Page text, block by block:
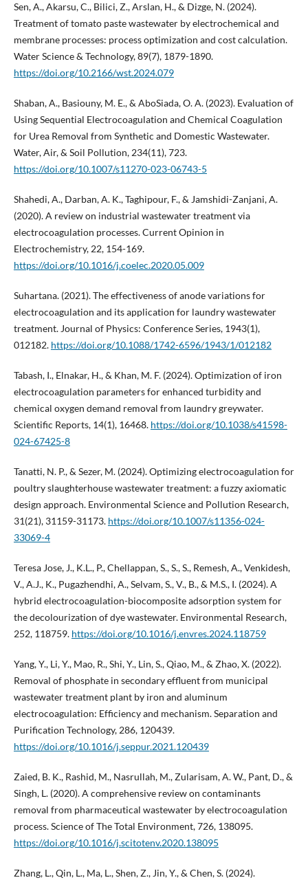
Sen, A., Akarsu, C., Bilici, Z., Arslan, H., & Dizge, N. (2024).
Treatment of tomato paste wastewater by electrochemical and
membrane processes: process optimization and cost calculation.
Water Science & Technology, 89(7), 1879-1890.
https://doi.org/10.2166/wst.2024.079
Shaban, A., Basiouny, M. E., & AboSiada, O. A. (2023). Evaluation of
Using Sequential Electrocoagulation and Chemical Coagulation
for Urea Removal from Synthetic and Domestic Wastewater.
Water, Air, & Soil Pollution, 234(11), 723.
https://doi.org/10.1007/s11270-023-06743-5
Shahedi, A., Darban, A. K., Taghipour, F., & Jamshidi-Zanjani, A.
(2020). A review on industrial wastewater treatment via
electrocoagulation processes. Current Opinion in
Electrochemistry, 22, 154-169.
https://doi.org/10.1016/j.coelec.2020.05.009
Suhartana. (2021). The effectiveness of anode variations for
electrocoagulation and its application for laundry wastewater
treatment. Journal of Physics: Conference Series, 1943(1),
012182. https://doi.org/10.1088/1742-6596/1943/1/012182
Tabash, I., Elnakar, H., & Khan, M. F. (2024). Optimization of iron
electrocoagulation parameters for enhanced turbidity and
chemical oxygen demand removal from laundry greywater.
Scientific Reports, 14(1), 16468. https://doi.org/10.1038/s41598-
024-67425-8
Tanatti, N. P., & Sezer, M. (2024). Optimizing electrocoagulation for
poultry slaughterhouse wastewater treatment: a fuzzy axiomatic
design approach. Environmental Science and Pollution Research,
31(21), 31159-31173. https://doi.org/10.1007/s11356-024-
33069-4
Teresa Jose, J., K.L., P., Chellappan, S., S., S., Remesh, A., Venkidesh,
V., A.J., K., Pugazhendhi, A., Selvam, S., V., B., & M.S., I. (2024). A
hybrid electrocoagulation-biocomposite adsorption system for
the decolourization of dye wastewater. Environmental Research,
252, 118759. https://doi.org/10.1016/j.envres.2024.118759
Yang, Y., Li, Y., Mao, R., Shi, Y., Lin, S., Qiao, M., & Zhao, X. (2022).
Removal of phosphate in secondary effluent from municipal
wastewater treatment plant by iron and aluminum
electrocoagulation: Efficiency and mechanism. Separation and
Purification Technology, 286, 120439.
https://doi.org/10.1016/j.seppur.2021.120439
Zaied, B. K., Rashid, M., Nasrullah, M., Zularisam, A. W., Pant, D., &
Singh, L. (2020). A comprehensive review on contaminants
removal from pharmaceutical wastewater by electrocoagulation
process. Science of The Total Environment, 726, 138095.
https://doi.org/10.1016/j.scitotenv.2020.138095
Zhang, L., Qin, L., Ma, L., Shen, Z., Jin, Y., & Chen, S. (2024).